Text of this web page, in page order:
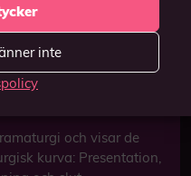
inte
och visar de
kurva: Presentation,